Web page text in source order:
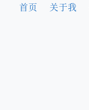
首页 关于我